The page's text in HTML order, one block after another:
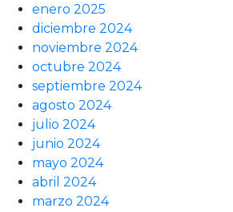
enero 2025
diciembre 2024
noviembre 2024
octubre 2024
septiembre 2024
agosto 2024
julio 2024
junio 2024
mayo 2024
abril 2024
marzo 2024